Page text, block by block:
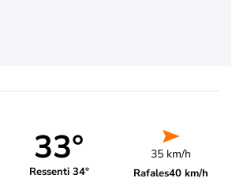
33°
Ressenti 34°
35 km/h
Rafales40 km/h